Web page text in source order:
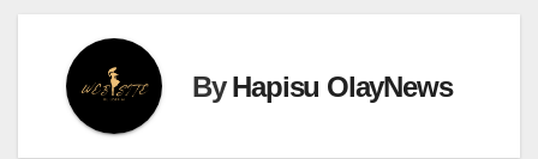
ByHapisu OlayNews